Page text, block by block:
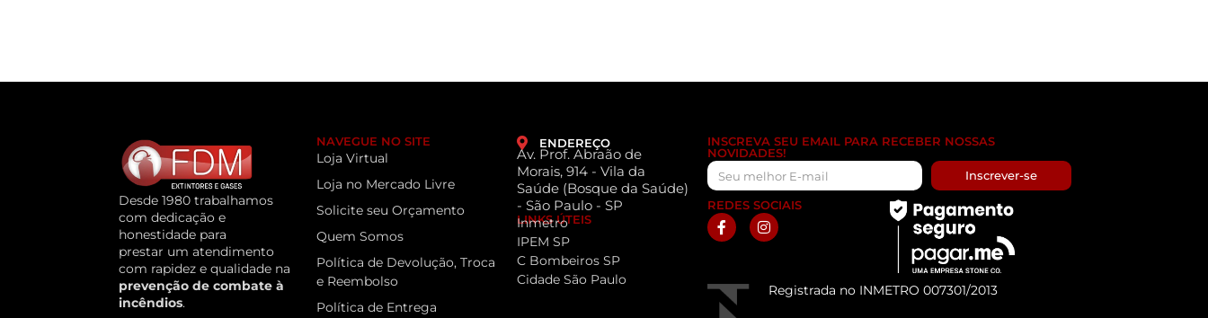
Desde 1980 trabalhamos
com dedicação e
honestidade para
prestar um atendimento
com rapidez e qualidade na
prevenção de combate à
incêndios.
NAVEGUE NO SITE
Loja Virtual
Loja no Mercado Livre
Solicite seu Orçamento
Quem Somos
Política de Devolução, Troca
e Reembolso
Política de Entrega
ENDEREÇO
Av. Prof. Abraão de
Morais, 914 - Vila da
Saúde (Bosque da Saúde)
- São Paulo - SP
LINKS ÚTEIS
Inmetro
IPEM SP
C Bombeiros SP
Cidade São Paulo
INSCREVA SEU EMAIL PARA RECEBER NOSSAS
NOVIDADES!
Inscrever-se
REDES SOCIAIS
Registrada no INMETRO 007301/2013